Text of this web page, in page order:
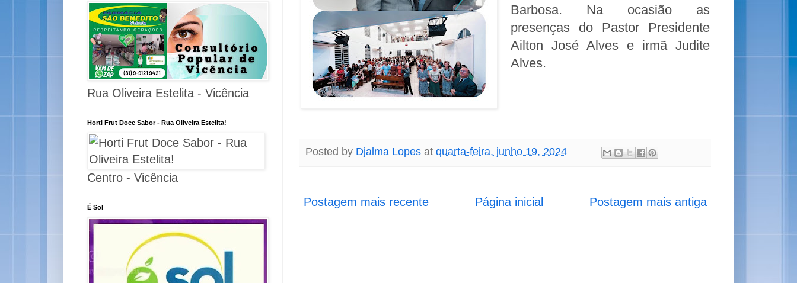
Barbosa. Na ocasião as
presenças do Pastor Presidente
Ailton José Alves e irmã Judite
Alves.
Posted by Djalma Lopes at quarta-feira, junho 19, 2024
Postagem mais recente Postagem mais antiga
Página inicial
Rua Oliveira Estelita - Vicência
Horti Frut Doce Sabor - Rua Oliveira Estelita!
Centro - Vicência
É Sol